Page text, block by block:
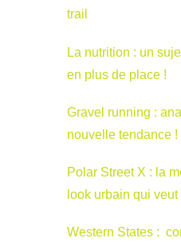
trail
La nutrition : un
en plus de place !
Gravel running :
nouvelle tendance !
Polar Street X : la
look urbain qui
Western States :